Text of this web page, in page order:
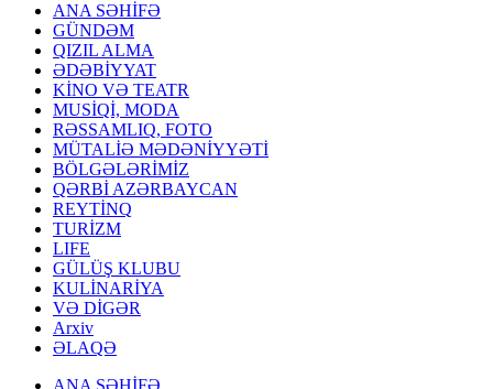
ANA SƏHİFƏ
GÜNDƏM
QIZIL ALMA
ƏDƏBİYYAT
KİNO VƏ TEATR
MUSİQİ, MODA
RƏSSAMLIQ, FOTO
MÜTALİƏ MƏDƏNİYYƏTİ
BÖLGƏLƏRİMİZ
QƏRBİ AZƏRBAYCAN
REYTİNQ
TURİZM
LIFE
GÜLÜŞ KLUBU
KULİNARİYA
VƏ DİGƏR
Arxiv
ƏLAQƏ
ANA SƏHİFƏ